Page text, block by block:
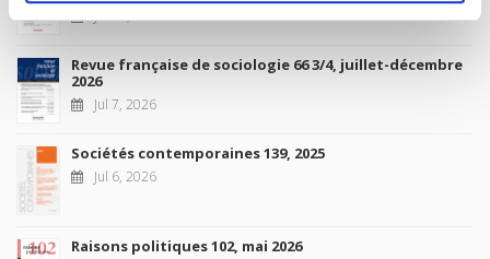
Revue française de sociologie 66 3/4, juillet-décembre
2026
Jul 7, 2026
Sociétés contemporaines 139, 2025
Jul 6, 2026
Raisons politiques 102, mai 2026